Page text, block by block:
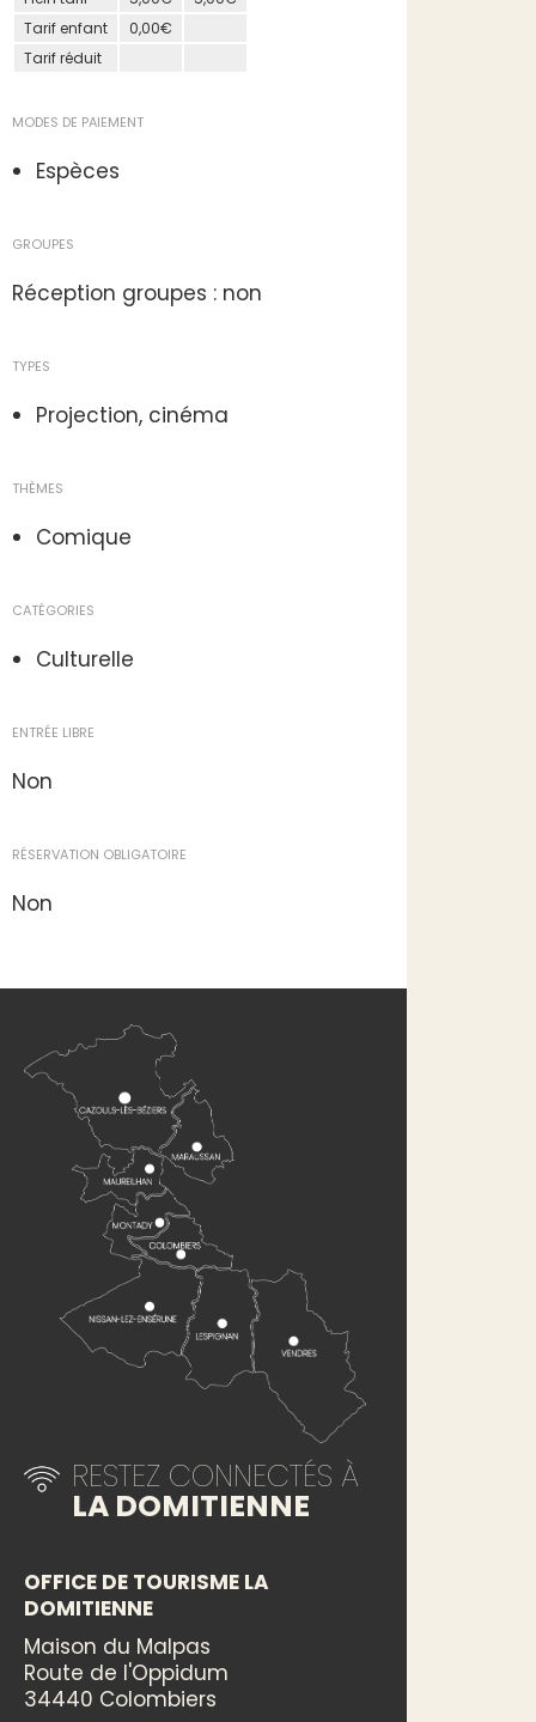
Tarif enfant
0,00€
Tarif réduit
MODES DE PAIEMENT
Espèces
GROUPES
Réception groupes : non
TYPES
Projection, cinéma
THÈMES
Comique
CATÉGORIES
Culturelle
ENTRÉE LIBRE
Non
RÉSERVATION OBLIGATOIRE
Non
RESTEZ CONNECTÉS À
LA DOMITIENNE
OFFICE DE TOURISME LA
DOMITIENNE
Maison du Malpas
Route de l'Oppidum
34440 Colombiers